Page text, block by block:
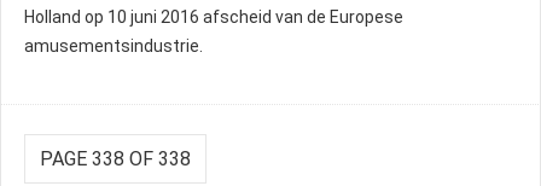
Holland op 10 juni 2016 afscheid van de Europese
amusementsindustrie.
PAGE 338 OF 338